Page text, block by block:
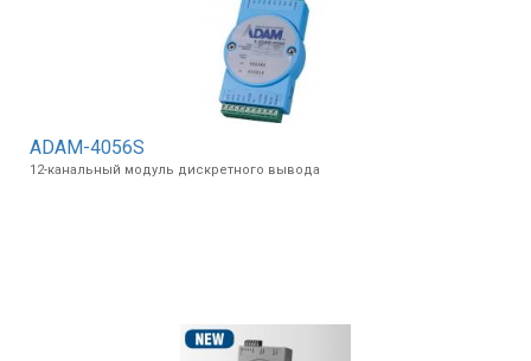
ADAM-4056S
12-канальный модуль дискретного вывода